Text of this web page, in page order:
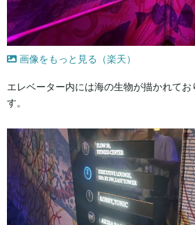
画像をもっと見る（楽天）
エレベーター内には海の生物が描かれてお
す。